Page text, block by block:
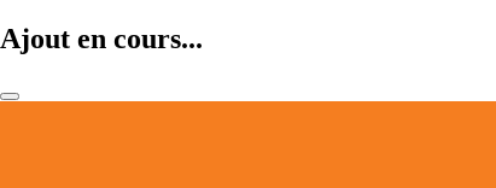
Ajout en cours...